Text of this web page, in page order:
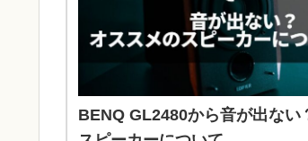
BENQ GL2480から音が出ない